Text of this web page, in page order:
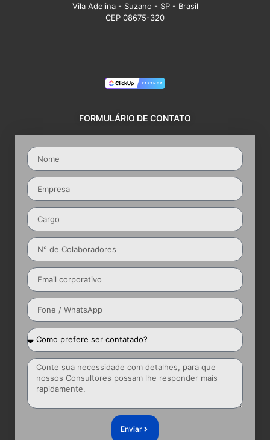
Vila Adelina - Suzano - SP - Brasil
CEP 08675-320
FORMULÁRIO DE CONTATO
Enviar